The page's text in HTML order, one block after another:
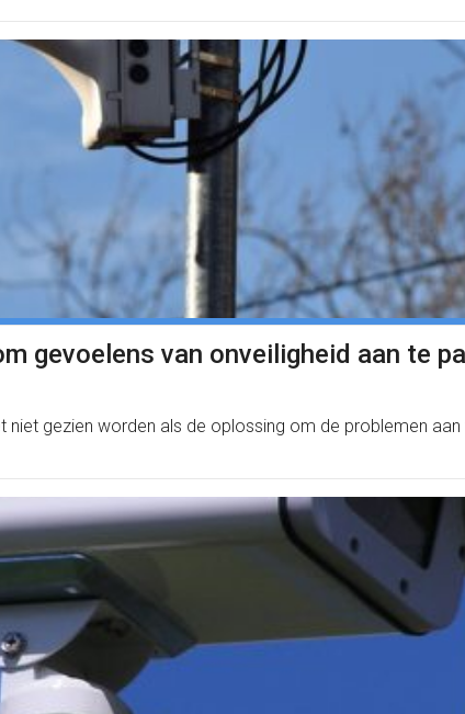
gevoelens van onveiligheid aan te
gezien worden als de oplossing om de problemen